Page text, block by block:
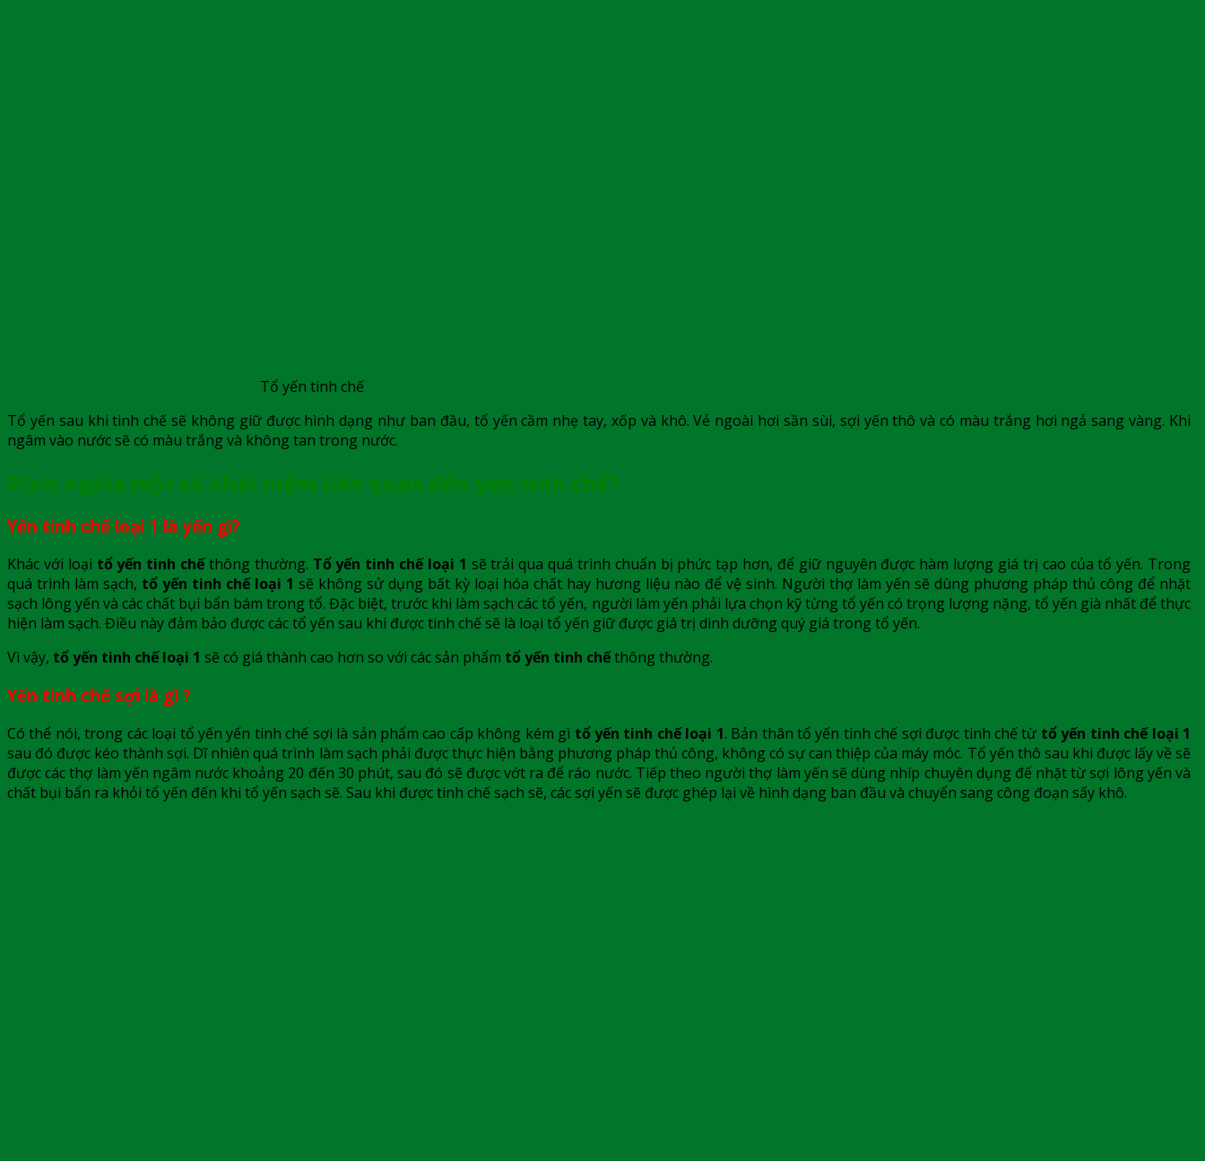
Tổ yến tinh chế
Tổ yến sau khi tinh chế sẽ không giữ được hình dạng như ban đầu, tổ yến cầm nhẹ tay, xốp và khô. Vẻ ngoài hơi sần sùi, sợi yến thô và có màu trắng hơi ngả sang vàng. Khi
ngâm vào nước sẽ có màu trắng và không tan trong nước.
Định nghĩa một số khái niệm liên quan đến yến tinh chế?
Yến tinh chế loại 1 là yến gì?
Khác với loại tổ yến tinh chếthông thường. Tổ yến tinh chế loại 1 sẽ trải qua quá trình chuẩn bị phức tạp hơn, để giữ nguyên được hàm lượng giá trị cao của tổ yến. Trong
quá trình làm sạch, tổ yến tinh chế loại 1 sẽ không sử dụng bất kỳ loại hóa chất hay hương liệu nào để vệ sinh. Người thợ làm yến sẽ dùng phương pháp thủ công để nhặt
sạch lông yến và các chất bụi bẩn bám trong tổ. Đặc biệt, trước khi làm sạch các tổ yến, người làm yến phải lựa chọn kỹ từng tổ yến có trọng lượng nặng, tổ yến già nhất để thực
hiện làm sạch. Điều này đảm bảo được các tổ yến sau khi được tinh chế sẽ là loại tổ yến giữ được giá trị dinh dưỡng quý giá trong tổ yến.
Vì vậy, tổ yến tinh chế loại 1 sẽ có giá thành cao hơn so với các sản phẩm tổ yến tinh chếthông thường.
Yến tinh chế sợi là gì ?
Có thể nói, trong các loại tổ yến yến tinh chế sợi là sản phẩm cao cấp không kém gì tổ yến tinh chế loại 1. Bản thân tổ yến tinh chế sợi được tinh chế từ tổ yến tinh chế loại 1
sau đó được kéo thành sợi. Dĩ nhiên quá trình làm sạch phải được thực hiện bằng phương pháp thủ công, không có sự can thiệp của máy móc. Tổ yến thô sau khi được lấy về sẽ
được các thợ làm yến ngâm nước khoảng 20 đến 30 phút, sau đó sẽ được vớt ra để ráo nước. Tiếp theo người thợ làm yến sẽ dùng nhíp chuyên dụng để nhặt từ sợi lông yến và
chất bụi bẩn ra khỏi tổ yến đến khi tổ yến sạch sẽ. Sau khi được tinh chế sạch sẽ, các sợi yến sẽ được ghép lại về hình dạng ban đầu và chuyển sang công đoạn sấy khô.